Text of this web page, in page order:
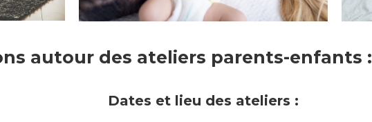
autour des ateliers parents-enfants :
Dates et lieu des ateliers :